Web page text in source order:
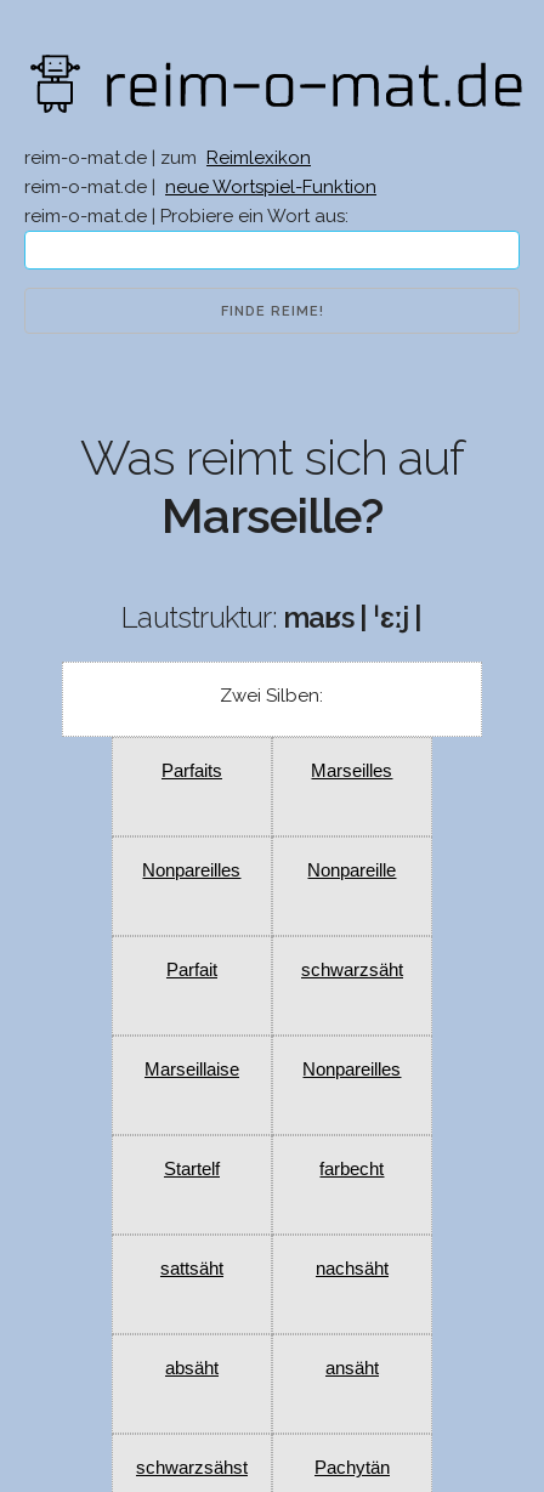
reim-o-mat.de | zum
Reimlexikon
reim-o-mat.de |
neue Wortspiel-Funktion
reim-o-mat.de | Probiere ein Wort aus:
Was reimt sich auf
Marseille?
Lautstruktur: maʁs | ˈɛːj |
Zwei Silben:
Parfaits Marseilles
Nonpareilles Nonpareille
Parfait schwarzsäht
Marseillaise Nonpareilles
Startelf farbecht
sattsäht nachsäht
absäht ansäht
schwarzsähst Pachytän